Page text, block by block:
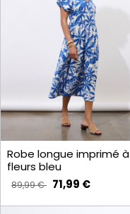
Robe longue imprimé à
fleurs bleu
89,99 € 71,99 €